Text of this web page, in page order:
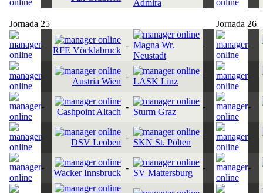
Admira
Jornada 25 Jornada 26
-
RFE Vöcklabruck
- Magna Wr.
Neustadt
- -
-
Austria Wien
-
LASK Linz
- -
-
Cashpoint Altach
-
Sturm Graz
- -
-
DSV Leoben
-
SKN St. Pölten
- -
-
Wacker Innsbruck
-
SV Mattersburg
- -